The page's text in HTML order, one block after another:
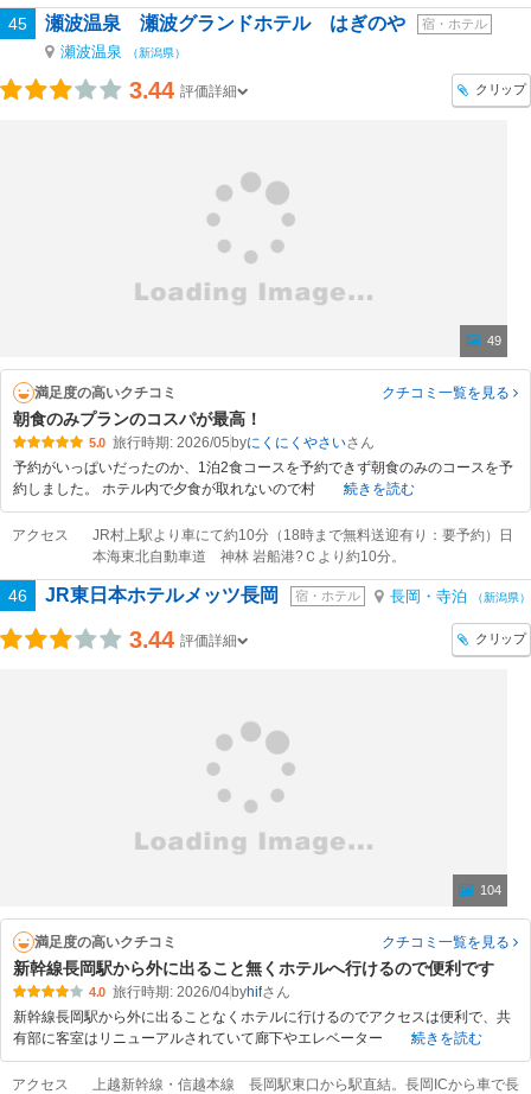
45 瀬波温泉 瀬波グランドホテル はぎのや 宿・ホテル
瀬波温泉 （新潟県）
3.44 評価詳細 クリップ
49
満足度の高いクチコミ クチコミ一覧を見る
朝食のみプランのコスパが最高！
5.0 旅行時期: 2026/05 byにくにくやさい
予約がいっぱいだったのか、1泊2食コースを予約できず朝食のみのコースを予
約しました。 ホテル内で夕食が取れないので村
続きを読む
アクセス
JR村上駅より車にて約10分（18時まで無料送迎有り：要予約）日
本海東北自動車道 神林 岩船港?Ｃより約10分。
46 JR東日本ホテルメッツ長岡 宿・ホテル 長岡・寺泊 （新潟県）
3.44 評価詳細 クリップ
104
満足度の高いクチコミ クチコミ一覧を見る
新幹線長岡駅から外に出ること無くホテルへ行けるので便利です
4.0 旅行時期: 2026/04byhif
新幹線長岡駅から外に出ることなくホテルに行けるのでアクセスは便利で、共
有部に客室はリニューアルされていて廊下やエレベーター
続きを読む
アクセス 上越新幹線・信越本線 長岡駅東口から駅直結。長岡ICから車で長